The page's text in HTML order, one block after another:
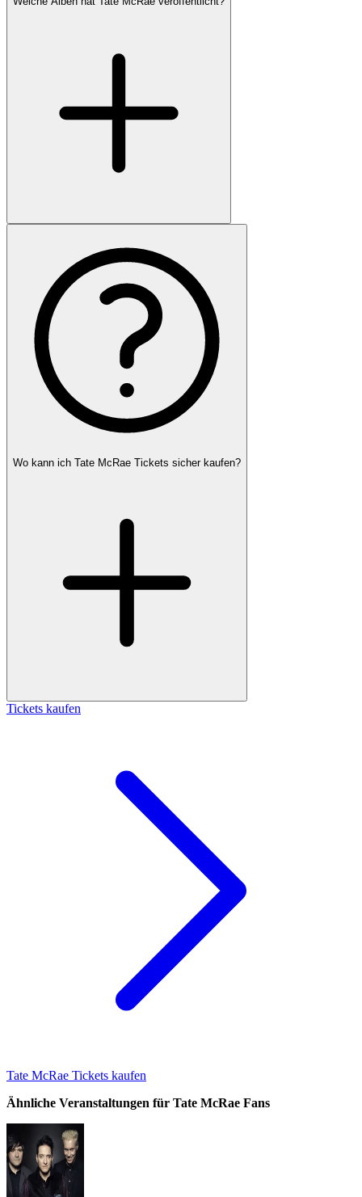
Wo kann ich Tate McRae Tickets sicher kaufen?
Tickets kaufen
Tate McRae Tickets kaufen
Ähnliche Veranstaltungen für Tate McRae Fans